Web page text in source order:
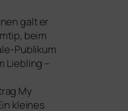
galt er
beim
Publikum
Liebling –
My
klei­nes